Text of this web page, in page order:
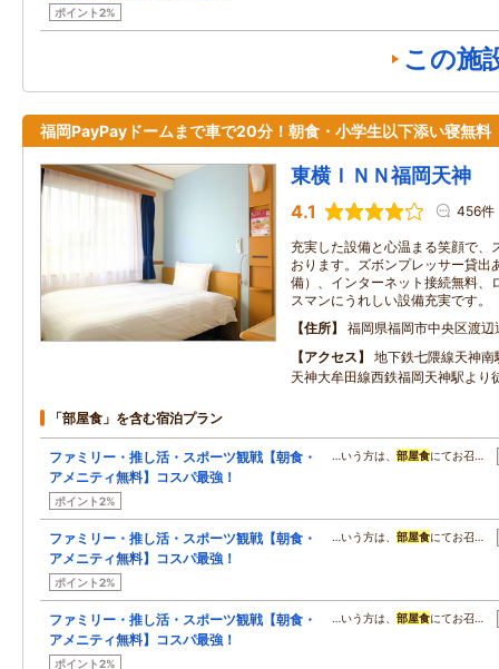
ポイント2%
この施
福岡PayPayドームまで車で20分！朝食・小学生以下添い寝無料
東横ＩＮＮ福岡天神
4.1 456件
充実した設備と心温まる笑顔で、
おります。ズボンプレッサー貸出
備）、インターネット接続無料、
スマンにうれしい設備充実です。
住所
福岡県福岡市中央区渡
アクセス
地下鉄七隈線天神
天神大牟田線西鉄福岡天神駅より
「部屋食」を含む宿泊プラン
ファミリー・推し活・スポーツ観戦【朝食・
アメニティ無料】コスパ最強！
ポイント2%
…いう方は、 部屋食にてお召…
ファミリー・推し活・スポーツ観戦【朝食・
アメニティ無料】コスパ最強！
ポイント2%
…いう方は、 部屋食にてお召…
ファミリー・推し活・スポーツ観戦【朝食・
アメニティ無料】コスパ最強！
ポイント2%
…いう方は、 部屋食にてお召…